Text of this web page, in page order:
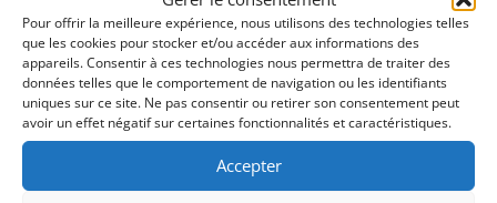
Pour offrir la meilleure expérience, nous utilisons des technologies telles
que les cookies pour stocker et/ou accéder aux informations des
appareils. Consentir à ces technologies nous permettra de traiter des
données telles que le comportement de navigation ou les identifiants
uniques sur ce site. Ne pas consentir ou retirer son consentement peut
avoir un effet négatif sur certaines fonctionnalités et caractéristiques.
Accepter
Transformez votre camion avec le roll bar sport noir
mat de Tessera4x4 – une déclaration de force, de
sécurité et de sophistication pour votre 4x4.
Trouver plus
- 19% Remise